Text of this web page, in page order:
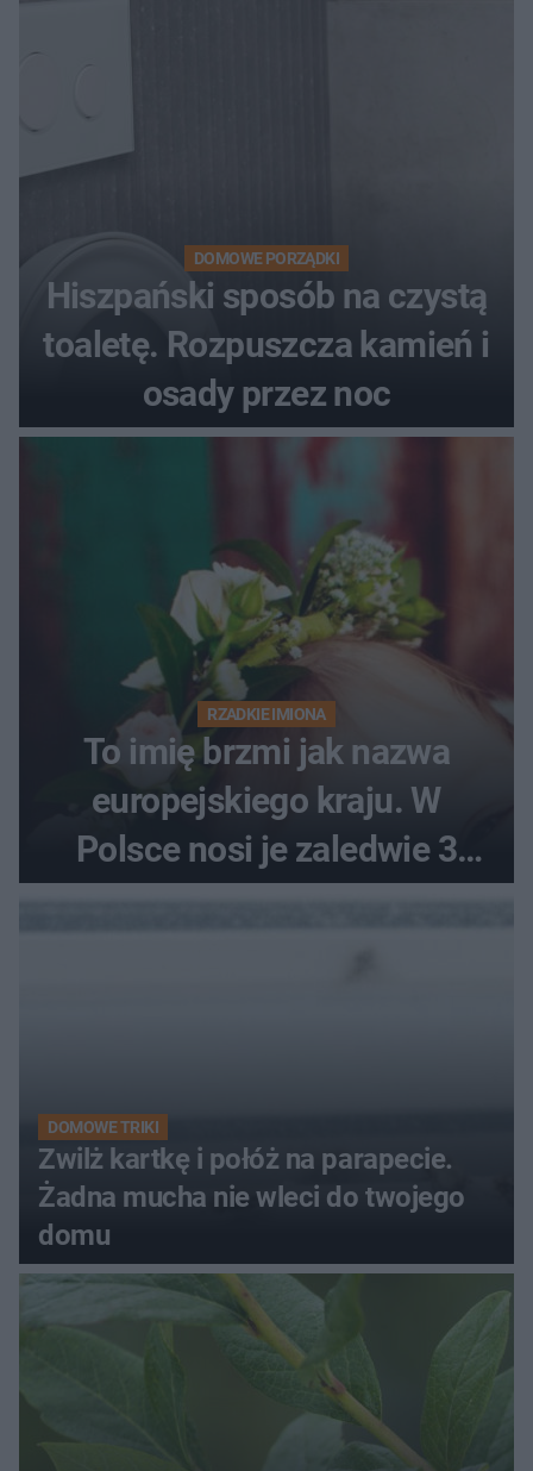
DOMOWE PORZĄDKI
Hiszpański sposób na czystą
toaletę. Rozpuszcza kamień i
osady przez noc
RZADKIE IMIONA
To imię brzmi jak nazwa
europejskiego kraju. W
Polsce nosi je zaledwie 3
DOMOWE TRIKI
Zwilż kartkę i połóż na parapecie.
Żadna mucha nie wleci do twojego
domu